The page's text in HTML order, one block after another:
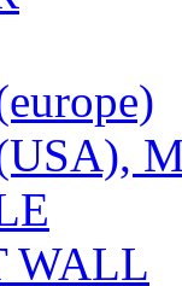
WALL